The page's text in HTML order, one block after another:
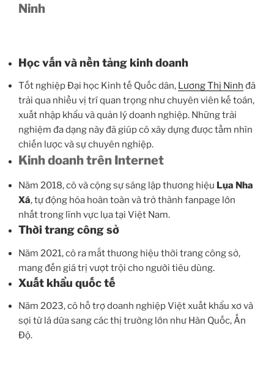
Ninh
Học vấn và nền tảng kinh doanh
Tốt nghiệp Đại học Kinh tế Quốc dân, Lương Thị Ninh đã
trải qua nhiều vị trí quan trọng như chuyên viên kế toán,
xuất nhập khẩu và quản lý doanh nghiệp. Những trải
nghiệm đa dạng này đã giúp cô xây dựng được tầm nhìn
chiến lược và sự chuyên nghiệp.
Kinh doanh trên Internet
Năm 2018, cô và cộng sự sáng lập thương hiệu Lụa Nha
Xá, tự động hóa hoàn toàn và trở thành fanpage lớn
nhất trong lĩnh vực lụa tại Việt Nam.
Thời trang công sở
Năm 2021, cô ra mắt thương hiệu thời trang công sở,
mang đến giá trị vượt trội cho người tiêu dùng.
Xuất khẩu quốc tế
Năm 2023, cô hỗ trợ doanh nghiệp Việt xuất khẩu xơ và
sợi từ lá dứa sang các thị trường lớn như Hàn Quốc, Ấn
Độ.